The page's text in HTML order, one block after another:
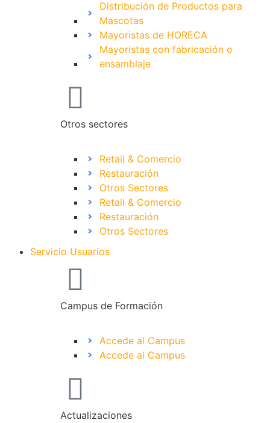
Distribución de Productos para
Mascotas
Mayoristas de HORECA
Mayoristas con fabricación o
ensamblaje
Otros sectores
Retail & Comercio
Restauración
Otros Sectores
Retail & Comercio
Restauración
Otros Sectores
Servicio Usuarios
Campus de Formación
Accede al Campus
Accede al Campus
Actualizaciones